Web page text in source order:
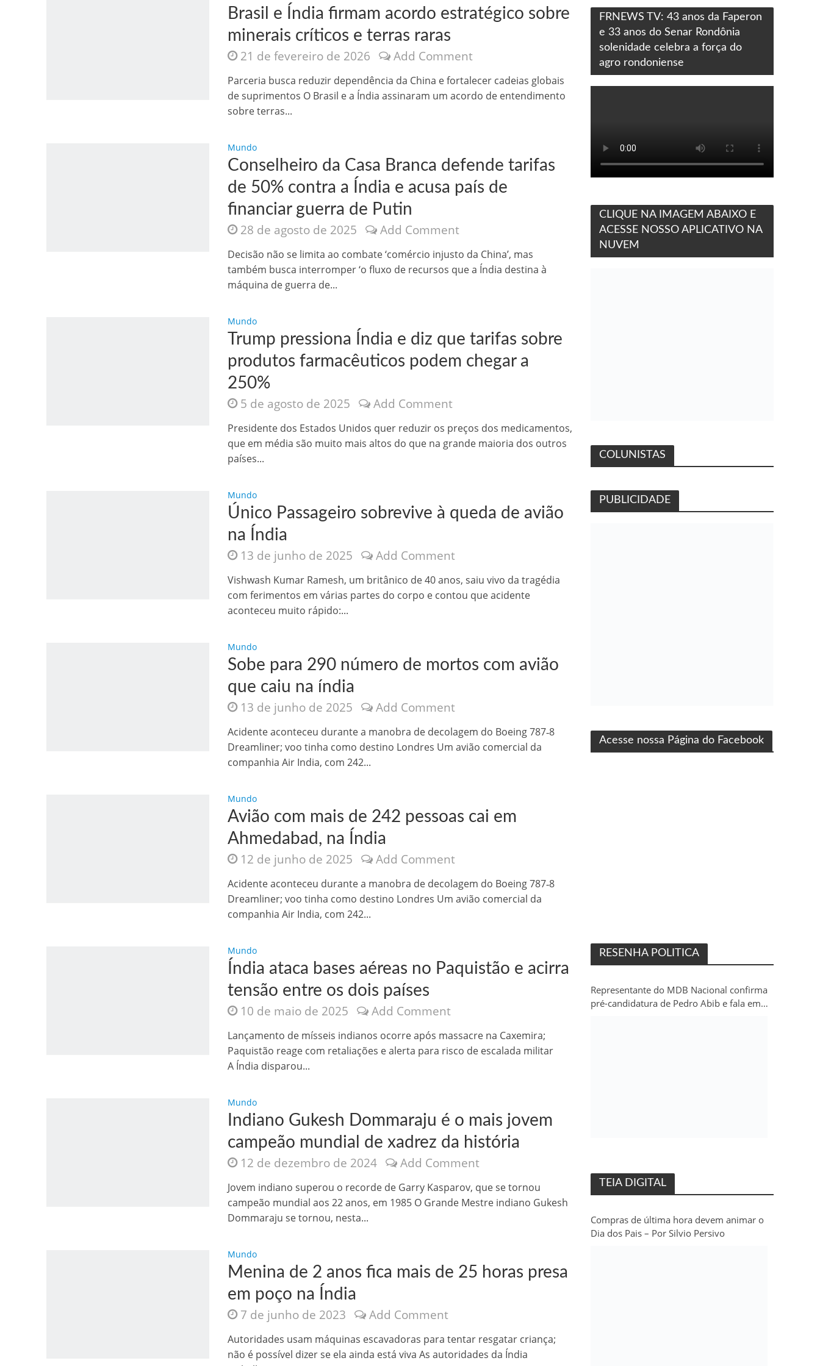
Jesus Sociedade Anônima, Como usam o nome de Jesus para ganhar dinheiro
INTRIGANTE: 3 I Atlas intriga a Humanidade
Como o Cachorrinho Kong ajudou o Imperador Dom Pedro I na Independência do Brasil
Os segredos não revelados do livro de apocalipse
FILME: Como um Monjolo salvou a vida de Flechinha, o bebe coelho – Vídeo em Português mais uma produção Folha Filmes
Brasil e Índia firmam acordo estratégico sobre
minerais críticos e terras raras
21 de fevereiro de 2026 Add Comment
Parceria busca reduzir dependência da China e fortalecer cadeias globais
de suprimentos O Brasil e a Índia assinaram um acordo de entendimento
sobre terras...
Mundo
Conselheiro da Casa Branca defende tarifas
de 50% contra a Índia e acusa país de
financiar guerra de Putin
28 de agosto de 2025 Add Comment
Decisão não se limita ao combate ‘comércio injusto da China’, mas
também busca interromper ‘o fluxo de recursos que a Índia destina à
máquina de guerra de...
Mundo
Trump pressiona Índia e diz que tarifas sobre
produtos farmacêuticos podem chegar a
250%
5 de agosto de 2025 Add Comment
Presidente dos Estados Unidos quer reduzir os preços dos medicamentos,
que em média são muito mais altos do que na grande maioria dos outros
países...
Mundo
Único Passageiro sobrevive à queda de avião
na Índia
13 de junho de 2025 Add Comment
Vishwash Kumar Ramesh, um britânico de 40 anos, saiu vivo da tragédia
com ferimentos em várias partes do corpo e contou que acidente
aconteceu muito rápido:...
Mundo
Sobe para 290 número de mortos com avião
que caiu na índia
13 de junho de 2025 Add Comment
Acidente aconteceu durante a manobra de decolagem do Boeing 787‑8
Dreamliner; voo tinha como destino Londres Um avião comercial da
companhia Air India, com 242...
Mundo
Avião com mais de 242 pessoas cai em
Ahmedabad, na Índia
12 de junho de 2025 Add Comment
Acidente aconteceu durante a manobra de decolagem do Boeing 787‑8
Dreamliner; voo tinha como destino Londres Um avião comercial da
companhia Air India, com 242...
Mundo
Índia ataca bases aéreas no Paquistão e acirra
tensão entre os dois países
10 de maio de 2025 Add Comment
Lançamento de mísseis indianos ocorre após massacre na Caxemira;
Paquistão reage com retaliações e alerta para risco de escalada militar
A Índia disparou...
Mundo
Indiano Gukesh Dommaraju é o mais jovem
campeão mundial de xadrez da história
12 de dezembro de 2024 Add Comment
Jovem indiano superou o recorde de Garry Kasparov, que se tornou
campeão mundial aos 22 anos, em 1985 O Grande Mestre indiano Gukesh
Dommaraju se tornou, nesta...
Mundo
Menina de 2 anos fica mais de 25 horas presa
em poço na Índia
7 de junho de 2023 Add Comment
Autoridades usam máquinas escavadoras para tentar resgatar criança;
não é possível dizer se ela ainda está viva As autoridades da Índia
FRNEWS TV: 43 anos da Faperon
e 33 anos do Senar Rondônia
solenidade celebra a força do
agro rondoniense
CLIQUE NA IMAGEM ABAIXO E
ACESSE NOSSO APLICATIVO NA
NUVEM
COLUNISTAS
PUBLICIDADE
Acesse nossa Página do Facebook
RESENHA POLITICA
Representante do MDB Nacional confirma
pré-candidatura de Pedro Abib e fala em
TEIA DIGITAL
Compras de última hora devem animar o
Dia dos Pais – Por Silvio Persivo